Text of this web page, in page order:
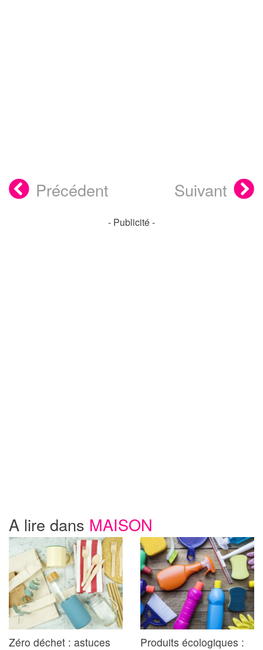
Précédent Suivant
- Publicité -
A lire dans MAISON
Zéro déchet : astuces
Produits écologiques :